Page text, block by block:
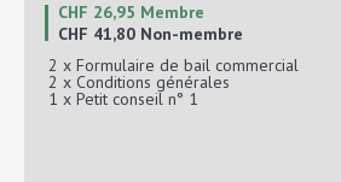
CHF 26,95 Membre
CHF 41,80 Non-membre
2 x Formulaire de bail commercial
2 x Conditions générales
1 x Petit conseil n° 1